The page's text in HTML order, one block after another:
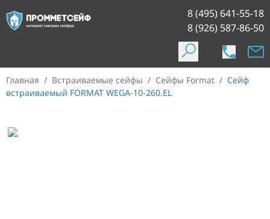
8 (495) 641-55-18
8 (926) 587-86-50
Главная / Встраиваемые сейфы / Сейфы Format / Сейф
встраиваемый FORMAT WEGA-10-260.EL